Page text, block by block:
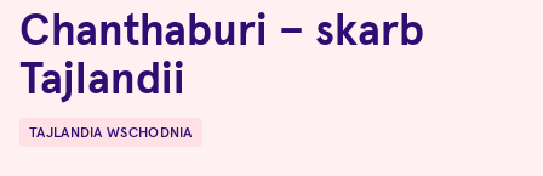
Chanthaburi – skarb
Tajlandii
Destinations
TAJLANDIA WSCHODNIA